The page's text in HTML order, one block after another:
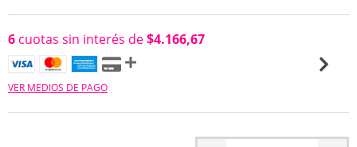
6 cuotas sin interés de$4.166,67
VER MEDIOS DE PAGO